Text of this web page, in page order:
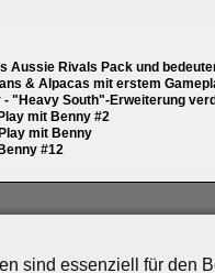
Aussie Rivals Pack und
& Alpacas mit erstem
"Heavy South"-Erweiterung
mit Benny #2
mit Benny
#12
sind essenziell für den